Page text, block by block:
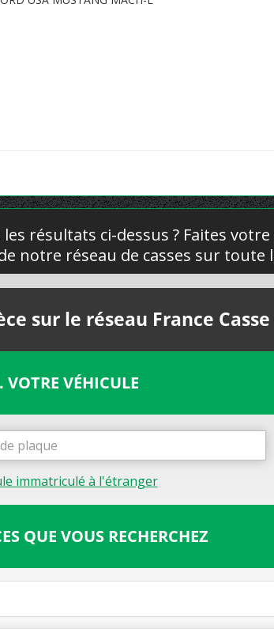
résultats ci-dessus ? Faites
notre réseau de casses sur toute
sur le réseau France Casse
VOTRE VÉHICULE
immatriculé à l'étranger
QUE VOUS RECHERCHEZ